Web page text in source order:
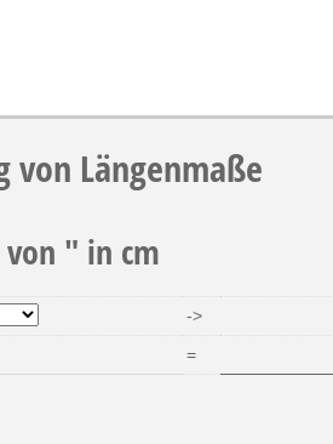
von Längenmaße
" in cm
->
=